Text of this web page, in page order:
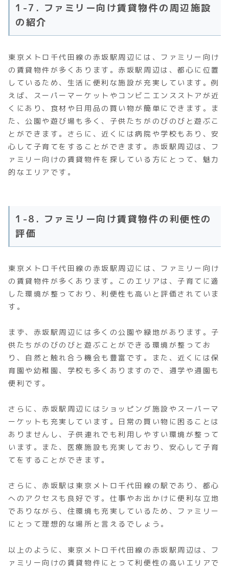
1-7. ファミリー向け賃貸物件の周辺施設
の紹介
東京メトロ千代田線の赤坂駅周辺には、ファミリー向け
の賃貸物件が多くあります。赤坂駅周辺は、都心に位置
しているため、生活に便利な施設が充実しています。例
えば、スーパーマーケットやコンビニエンスストアが近
くにあり、食材や日用品の買い物が簡単にできます。ま
た、公園や遊び場も多く、子供たちがのびのびと遊ぶこ
とができます。さらに、近くには病院や学校もあり、安
心して子育てをすることができます。赤坂駅周辺は、フ
ァミリー向けの賃貸物件を探している方にとって、魅力
的なエリアです。
1-8. ファミリー向け賃貸物件の利便性の
評価
東京メトロ千代田線の赤坂駅周辺には、ファミリー向け
の賃貸物件が多くあります。このエリアは、子育てに適
した環境が整っており、利便性も高いと評価されていま
す。
まず、赤坂駅周辺には多くの公園や緑地があります。子
供たちがのびのびと遊ぶことができる環境が整ってお
り、自然と触れ合う機会も豊富です。また、近くには保
育園や幼稚園、学校も多くありますので、通学や通園も
便利です。
さらに、赤坂駅周辺にはショッピング施設やスーパーマ
ーケットも充実しています。日常の買い物に困ることは
ありませんし、子供連れでも利用しやすい環境が整って
います。また、医療施設も充実しており、安心して子育
てをすることができます。
さらに、赤坂駅は東京メトロ千代田線の駅であり、都心
へのアクセスも良好です。仕事やお出かけに便利な立地
でありながら、住環境も充実しているため、ファミリー
にとって理想的な場所と言えるでしょう。
以上のように、東京メトロ千代田線の赤坂駅周辺は、フ
ァミリー向けの賃貸物件にとって利便性の高いエリアで